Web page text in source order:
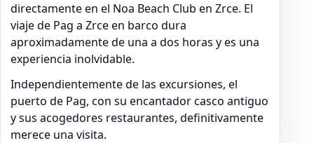
directamente en el Noa Beach Club en Zrce. El
viaje de Pag a Zrce en barco dura
aproximadamente de una a dos horas y es una
experiencia inolvidable.
Independientemente de las excursiones, el
puerto de Pag, con su encantador casco antiguo
y sus acogedores restaurantes, definitivamente
merece una visita.